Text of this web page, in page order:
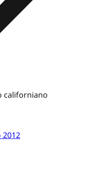
californiano
2012